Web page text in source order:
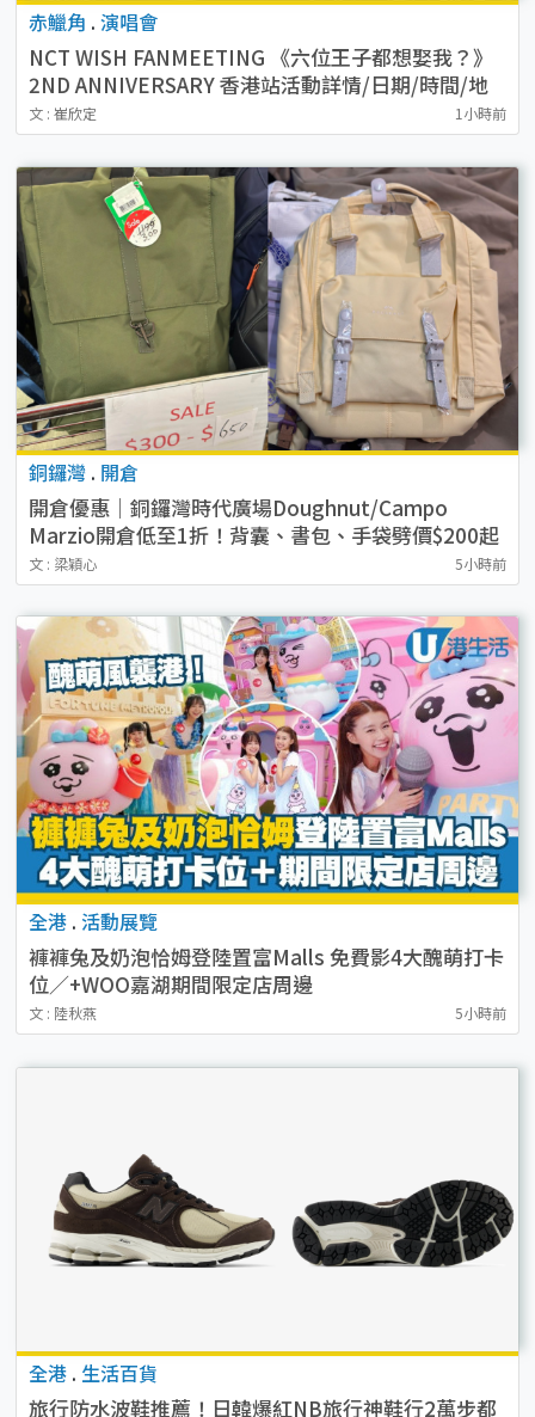
赤鱲角 . 演唱會
NCT WISH FANMEETING 《六位王子都想娶我？》
2ND ANNIVERSARY 香港站活動詳情/日期/時間/地
點/票價一覽
文 : 崔欣定 1小時前
銅鑼灣 . 開倉
開倉優惠｜銅鑼灣時代廣場Doughnut/Campo
Marzio開倉低至1折！背囊、書包、手袋劈價$200起
文 : 梁穎心 5小時前
全港 . 活動展覽
褲褲兔及奶泡恰姆登陸置富Malls 免費影4大醜萌打卡
位／+WOO嘉湖期間限定店周邊
文 : 陸秋燕 5小時前
全港 . 生活百貨
旅行防水波鞋推薦！日韓爆紅NB旅行神鞋行2萬步都